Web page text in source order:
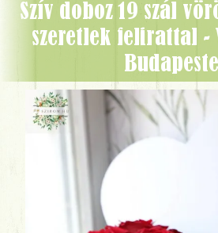
szív doboz 19 szál vörös rózsával és
szeretlek felirattal -